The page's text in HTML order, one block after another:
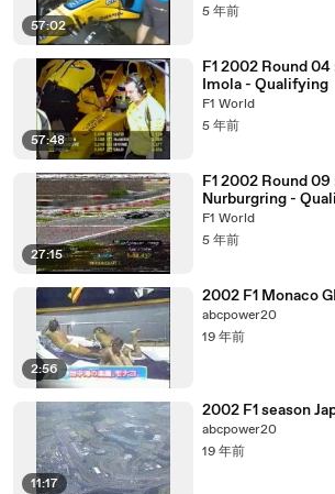
57:02
5 年前
57:48
F1 2002 Round
Imola - Qualifying
F1 World
5 年前
27:15
F1 2002 Round 09
Nurburgring -
F1 World
5 年前
2:56
2002 F1 Monaco
abcpower20
19 年前
11:17
2002 F1 season
abcpower20
19 年前